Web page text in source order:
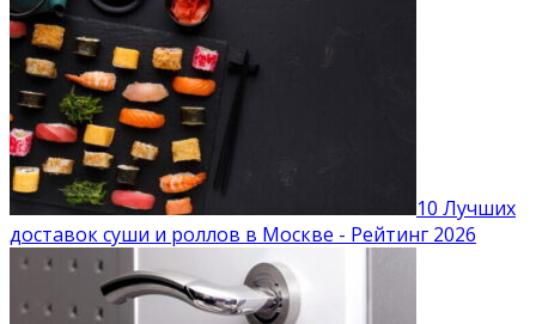
10 Лучших
доставок суши и роллов в Москве - Рейтинг 2026